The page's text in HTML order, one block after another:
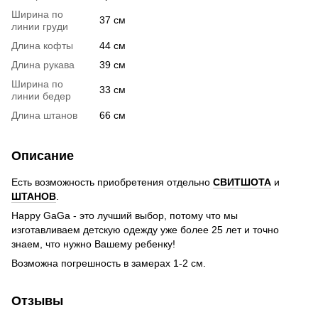
Ширина по
линии груди
37 см
Длина кофты
44 см
Длина рукава
39 см
Ширина по
линии бедер
33 см
Длина штанов 66 см
Описание
Есть возможность приобретения отдельно СВИТШОТА и
ШТАНОВ.
Happy GaGa - это лучший выбор, потому что мы
изготавливаем детскую одежду уже более 25 лет и точно
знаем, что нужно Вашему ребенку!
Возможна погрешность в замерах 1-2 см.
Отзывы